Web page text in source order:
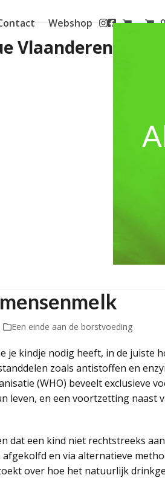
Vlaanderen
Webshop
Een einde aan de borstvoeding
je kindje nodig heeft, in de juiste
zoals antistoffen en
(WHO) beveelt exclusieve
leven, en een voortzetting naast
dat een kind niet rechtstreeks
en via alternatieve
over hoe het natuurlijk